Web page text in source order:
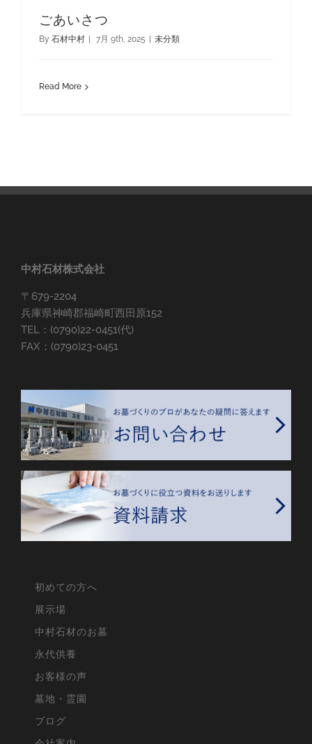
ごあいさつ
By 石材中村 7月 9th, 2025 未分類
Read More
中村石材株式会社
〒679-2204
兵庫県神崎郡福崎町西田原152
TEL：(0790)22-0451(代)
FAX：(0790)23-0451
初めての方へ
展示場
中村石材のお墓
永代供養
お客様の声
墓地・霊園
ブログ